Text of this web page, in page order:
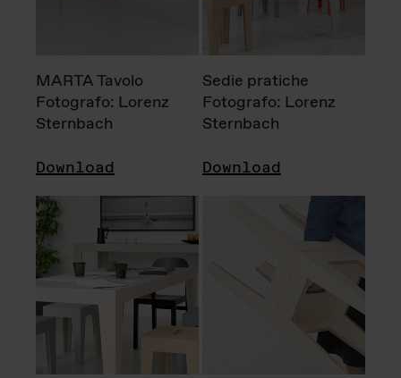
MARTA Tavolo
Fotografo: Lorenz
Sternbach
Download
Sedie pratiche
Fotografo: Lorenz
Sternbach
Download